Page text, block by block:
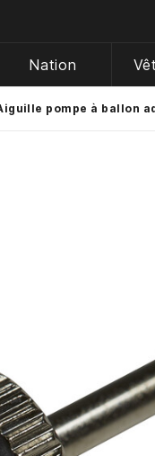
Nation
pompe à ballon